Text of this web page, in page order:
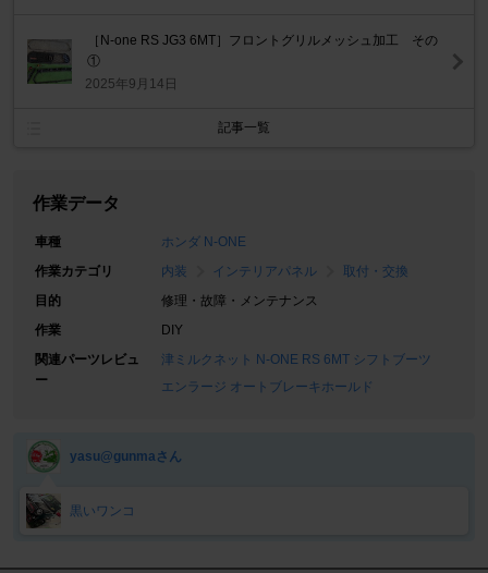
［N-one RS JG3 6MT］フロントグリルメッシュ加工 その
①
2025年9月14日
記事一覧
作業データ
車種
ホンダ N-ONE
作業カテゴリ
内装 インテリアパネル
取付・交換
目的
修理・故障・メンテナンス
作業
DIY
関連パーツレビュ
ー
津ミルクネット N-ONE RS 6MT シフトブーツ
エンラージ オートブレーキホールド
yasu@gunmaさん
黒いワンコ